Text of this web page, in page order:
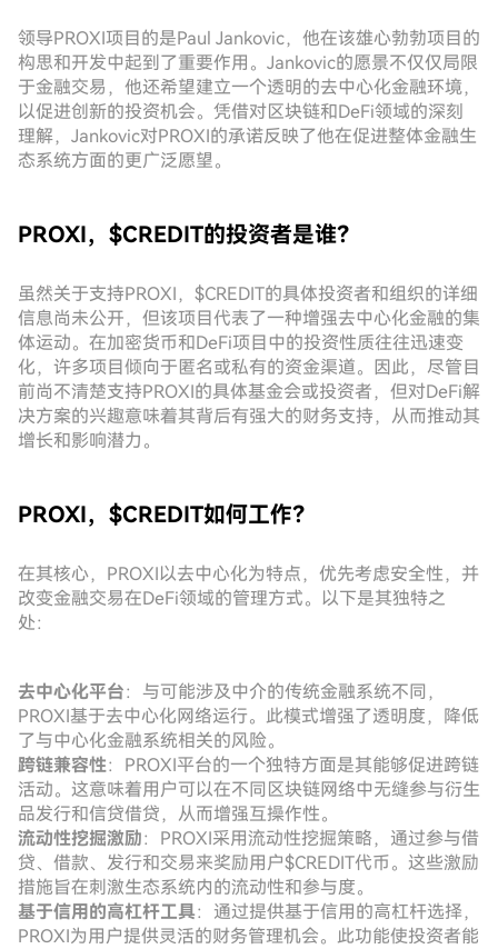
领导PROXI项目的是Paul Jankovic，他在该雄心勃勃项目的
构思和开发中起到了重要作用。Jankovic的愿景不仅仅局限
于金融交易，他还希望建立一个透明的去中心化金融环境，
以促进创新的投资机会。凭借对区块链和DeFi领域的深刻
理解，Jankovic对PROXI的承诺反映了他在促进整体金融生
态系统方面的更广泛愿望。
PROXI，$CREDIT的投资者是谁？
虽然关于支持PROXI，$CREDIT的具体投资者和组织的详细
信息尚未公开，但该项目代表了一种增强去中心化金融的集
体运动。在加密货币和DeFi项目中的投资性质往往迅速变
化，许多项目倾向于匿名或私有的资金渠道。因此，尽管目
前尚不清楚支持PROXI的具体基金会或投资者，但对DeFi解
决方案的兴趣意味着其背后有强大的财务支持，从而推动其
增长和影响潜力。
PROXI，$CREDIT如何工作？
在其核心，PROXI以去中心化为特点，优先考虑安全性，并
改变金融交易在DeFi领域的管理方式。以下是其独特之
处：
去中心化平台：与可能涉及中介的传统金融系统不同，
PROXI基于去中心化网络运行。此模式增强了透明度，降低
了与中心化金融系统相关的风险。
跨链兼容性：PROXI平台的一个独特方面是其能够促进跨链
活动。这意味着用户可以在不同区块链网络中无缝参与衍生
品发行和信贷借贷，从而增强互操作性。
流动性挖掘激励：PROXI采用流动性挖掘策略，通过参与借
贷、借款、发行和交易来奖励用户$CREDIT代币。这些激励
措施旨在刺激生态系统内的流动性和参与度。
基于信用的高杠杆工具：通过提供基于信用的高杠杆选择，
PROXI为用户提供灵活的财务管理机会。此功能使投资者能